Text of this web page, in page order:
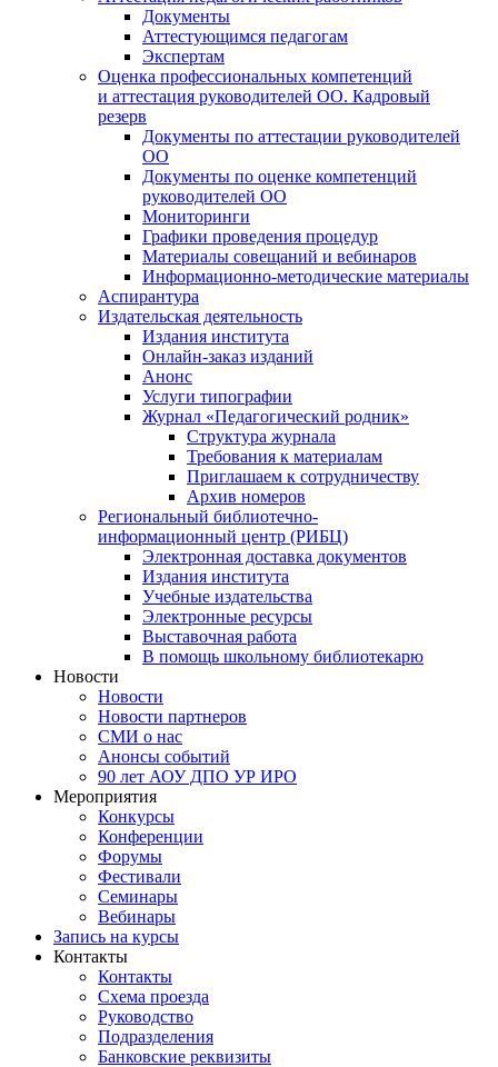
Документы
Аттестующимся педагогам
Экспертам
Оценка профессиональных компетенций
и аттестация руководителей ОО. Кадровый
резерв
Документы по аттестации руководителей
ОО
Документы по оценке компетенций
руководителей ОО
Мониторинги
Графики проведения процедур
Материалы совещаний и вебинаров
Информационно-методические материалы
Аспирантура
Издательская деятельность
Издания института
Онлайн-заказ изданий
Анонс
Услуги типографии
Журнал «Педагогический родник»
Структура журнала
Требования к материалам
Приглашаем к сотрудничеству
Архив номеров
Региональный библиотечно-
информационный центр (РИБЦ)
Электронная доставка документов
Издания института
Учебные издательства
Электронные ресурсы
Выставочная работа
В помощь школьному библиотекарю
Новости
Новости
Новости партнеров
СМИ о нас
Анонсы событий
90 лет АОУ ДПО УР ИРО
Мероприятия
Конкурсы
Конференции
Форумы
Фестивали
Семинары
Вебинары
Запись на курсы
Контакты
Контакты
Схема проезда
Руководство
Подразделения
Банковские реквизиты